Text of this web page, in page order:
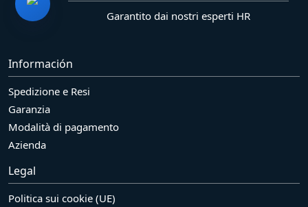
Garantito dai nostri esperti HR
Información
Spedizione e Resi
Garanzia
Modalità di pagamento
Azienda
Legal
Politica sui cookie (UE)